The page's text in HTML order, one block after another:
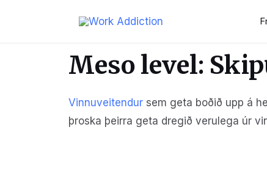
Meso level:
Vinnuveitendur sem geta boðið upp á
þroska þeirra geta dregið verulega úr